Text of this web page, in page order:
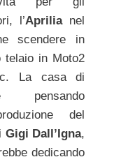
l’Aprilianel
scendere in
telaio in Moto2
La casa di
pensando
del
Gigi Dall’Igna,
dedicando